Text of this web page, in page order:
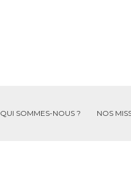
QUI SOMMES-NOUS ? NOS